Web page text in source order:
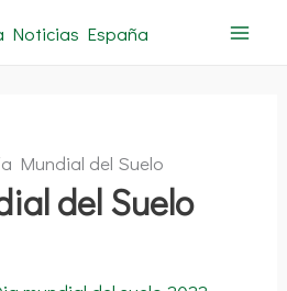
Mundial del Suelo
del Suelo